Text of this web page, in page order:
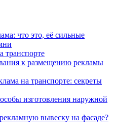
что это, её сильные
транспорте
к размещению рекламы
на транспорте: секреты
изготовления наружной
вывеску на фасаде?